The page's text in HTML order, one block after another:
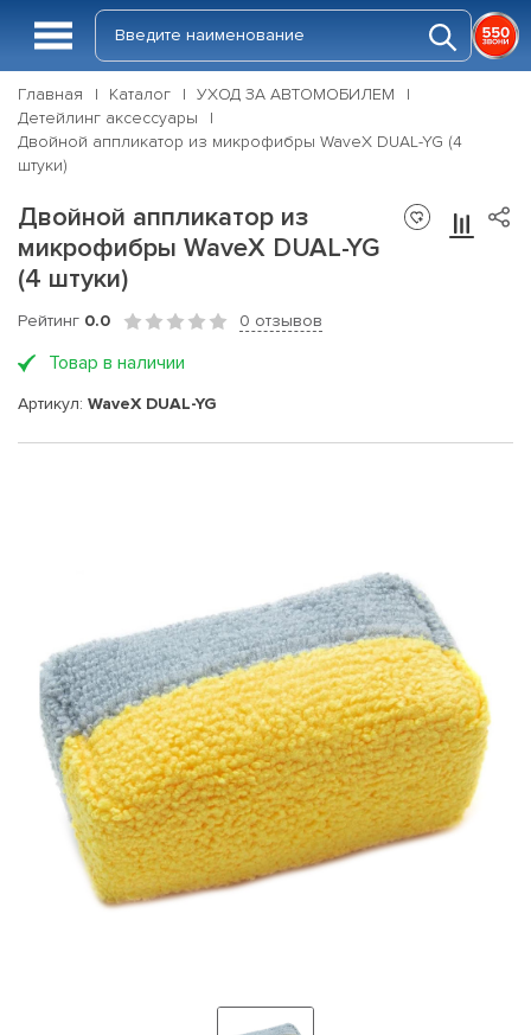
Главная Каталог
УХОД ЗА АВТОМОБИЛЕМ
Детейлинг аксессуары
Двойной аппликатор из микрофибры WaveX DUAL-YG (4
штуки)
Двойной аппликатор из
микрофибры WaveX DUAL-YG
(4 штуки)
Рейтинг 0.0 0 отзывов
Товар в наличии
Артикул: WaveX DUAL-YG